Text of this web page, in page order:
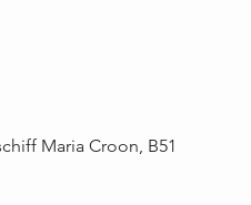
Maria Croon, B51